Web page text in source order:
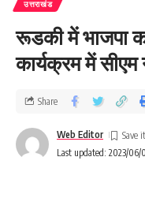
उत्तराखंड
रूडकी में भाजपा
कार्यक्रम में सीएम
Last updated: 2023/06/
Web Editor
Share